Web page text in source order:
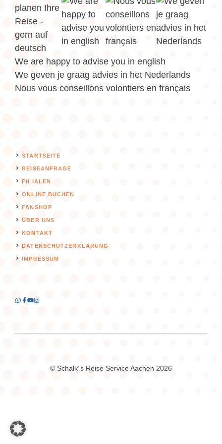
We are happy to advise you in english
We geven je graag advies in het Nederlands
Nous vous conseillons volontiers en français
STARTSEITE
REISEANFRAGE
FILIALEN
ONLINE BUCHEN
FANSHOP
ÜBER UNS
KONTAKT
DATENSCHUTZERKLÄRUNG
IMPRESSUM
© Schalk´s Reise Service Aachen 2026